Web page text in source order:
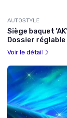
AUTOSTYLE
Siège baquet
Dossier
Voir le détail